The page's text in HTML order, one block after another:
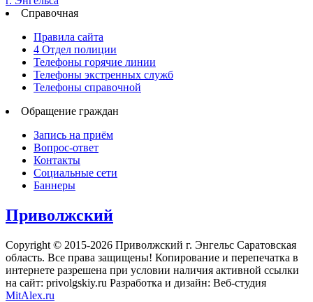
Справочная
Правила сайта
4 Отдел полиции
Телефоны горячие линии
Телефоны экстренных служб
Телефоны справочной
Обращение граждан
Запись на приём
Вопрос-ответ
Контакты
Социальные сети
Баннеры
Приволжский
Copyright © 2015-2026 Приволжский г. Энгельс Саратовская
область. Все права защищены! Копирование и перепечатка в
интернете разрешена при условии наличия активной ссылки
на сайт: privolgskiy.ru Разработка и дизайн: Веб-студия
MitAlex.ru